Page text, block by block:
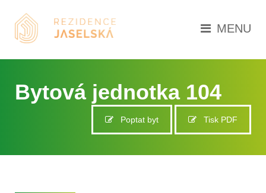
MENU
Bytová jednotka 104
Poptat byt Tisk PDF